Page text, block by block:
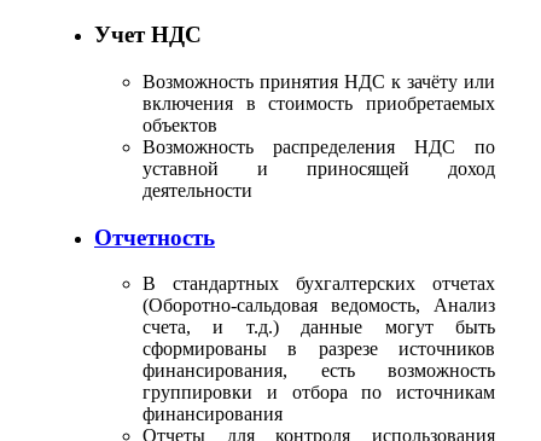
Учет НДС
Возможность принятия НДС к зачёту или
включения в стоимость приобретаемых
объектов
Возможность распределения НДС по
уставной и приносящей доход
деятельности
Отчетность
В стандартных бухгалтерских oтчетах
(Оборотно-сальдовая ведомость, Анализ
счета, и т.д.) данные могут быть
сформированы в разрезе источников
финансирования, есть возможность
группировки и отбора по источникам
финансирования
Отчеты для контроля использования